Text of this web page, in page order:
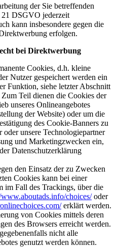
der Sie betreffenden
21 DSGVO jederzeit
kann insbesondere gegen die
erfolgen.
bei Direktwerbung
Cookies, d.h. kleine
Nutzer gespeichert werden ein
Funktion, siehe letzter Abschnitt
Teil dienen die Cookies der
unseres Onlineangebotes
der Website) oder um die
des Cookie-Banners zu
oder unsere Technologiepartner
und Marketingzwecken ein,
Datenschutzerklärung
den Einsatz der zu Zwecken
Cookies kann bei einer
im Fall des Trackings, über die
choices/oder
erklärt werden.
von Cookies mittels deren
des Browsers erreicht werden.
nicht alle
genutzt werden können.